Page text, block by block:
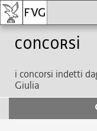
Concorsi
i concorsi indetti
Giulia